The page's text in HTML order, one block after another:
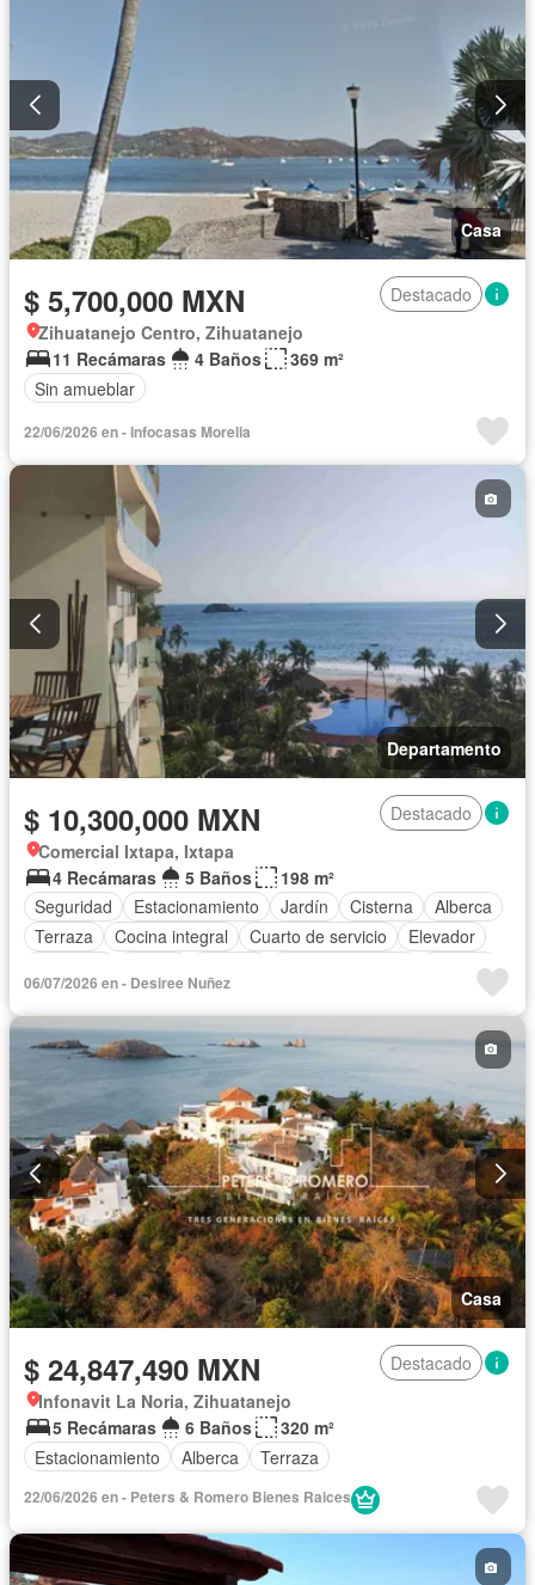
Casa
$ 5,700,000 MXN
Destacado
Zihuatanejo Centro, Zihuatanejo
11 Recámaras
4 Baños
369 m²
Sin amueblar
22/06/2026 en - Infocasas Morelia
Departamento
$ 10,300,000 MXN
Destacado
Comercial Ixtapa, Ixtapa
4 Recámaras
5 Baños
198 m²
Seguridad
Estacionamiento Jardín Cisterna
Alberca
Terraza
Cocina integral Cuarto de servicio
Elevador
Bodega
Aire acondicionado
Electricidad
Cuarto de Limpieza
Cancha de tenis
Zonas verdes
Vista panorámica
Caseta de vigilancia
Conserje Wifi
Televisión por cable
Sala polivalente
Sin amueblar
06/07/2026 en - Desiree Nuñez
Casa
$ 24,847,490 MXN
Destacado
Infonavit La Noria, Zihuatanejo
5 Recámaras
6 Baños
320 m²
Estacionamiento
Alberca Terraza
22/06/2026 en - Peters & Romero Bienes Raices